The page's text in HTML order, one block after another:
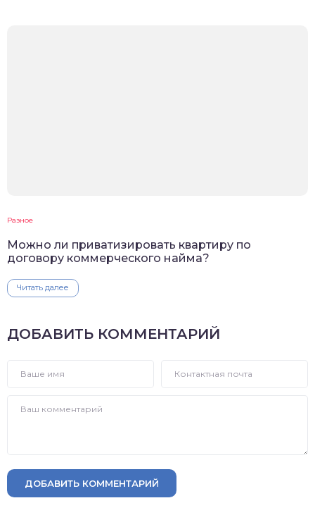
Разное
Можно ли приватизировать квартиру по
договору коммерческого найма?
Читать далее
ДОБАВИТЬ КОММЕНТАРИЙ
ДОБАВИТЬ КОММЕНТАРИЙ